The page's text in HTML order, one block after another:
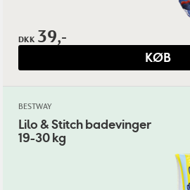
DKK 39,-
KØB
BESTWAY
Lilo & Stitch badevinger
19-30 kg